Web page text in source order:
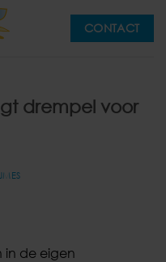
CONTACT
drempel voor
in de eigen